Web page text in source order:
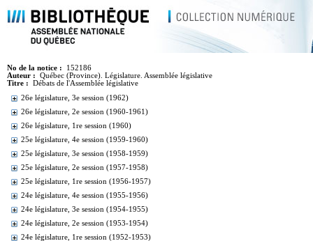
No de la notice :
152186
Auteur :
Québec (Province). Législature. Assemblée législative
Titre :
Débats de l'Assemblée législative
26e législature, 3e session (1962)
26e législature, 2e session (1960-1961)
26e législature, 1re session (1960)
25e législature, 4e session (1959-1960)
25e législature, 3e session (1958-1959)
25e législature, 2e session (1957-1958)
25e législature, 1re session (1956-1957)
24e législature, 4e session (1955-1956)
24e législature, 3e session (1954-1955)
24e législature, 2e session (1953-1954)
24e législature, 1re session (1952-1953)